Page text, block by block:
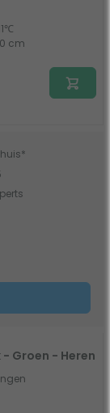
cm
*
Groen - Heren